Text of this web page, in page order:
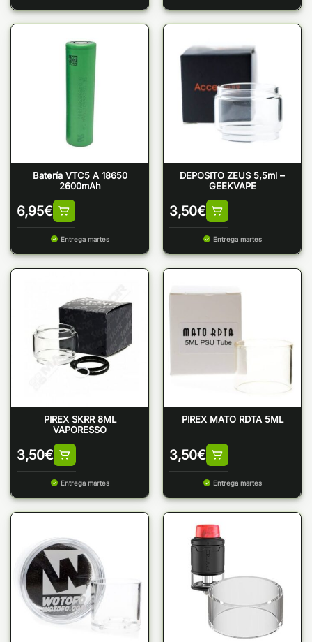
Batería VTC5 A 18650
2600mAh
6,95€
Entrega martes
DEPOSITO ZEUS 5,5ml –
GEEKVAPE
3,50€
Entrega martes
PIREX SKRR 8ML
VAPORESSO
3,50€
Entrega martes
PIREX MATO RDTA 5ML
3,50€
Entrega martes